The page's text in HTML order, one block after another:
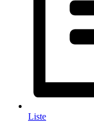
Liste